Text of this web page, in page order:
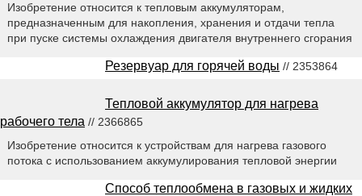
Изобретение относится к тепловым аккумуляторам,
предназначенным для накопления, хранения и отдачи тепла
при пуске системы охлаждения двигателя внутреннего сгорания
Резервуар для горячей воды // 2353864
Тепловой аккумулятор для нагрева
рабочего тела // 2366865
Изобретение относится к устройствам для нагрева газового
потока с использованием аккумулирования тепловой энергии
Способ теплообмена в газовых и жидких